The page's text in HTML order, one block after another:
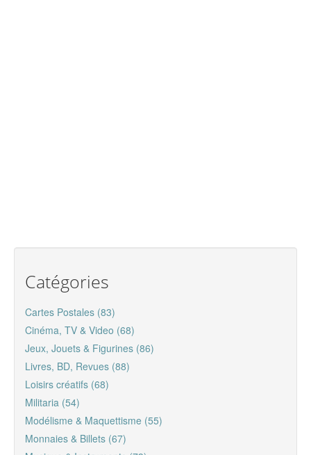
Catégories
Cartes Postales (83)
Cinéma, TV & Video (68)
Jeux, Jouets & Figurines (86)
Livres, BD, Revues (88)
Loisirs créatifs (68)
Militaria (54)
Modélisme & Maquettisme (55)
Monnaies & Billets (67)